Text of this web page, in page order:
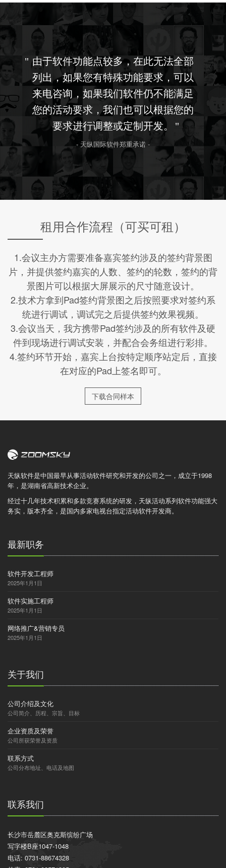
由于软件功能点较多，在此无法全部
列出，如果您有特殊功能要求，可以
来电咨询，如果我们软件仍不能满足
您的活动要求，我们也可以根据您的
要求进行调整或定制开发。
- 天纵国际软件郑重承诺 -
租用合作流程（可买可租）
1.会议主办方需要准备嘉宾签约涉及的签约背景图
片，并提供签约嘉宾的人数、签约的轮数，签约的背
景图片可以根据大屏展示的尺寸随意设计。
2.技术方拿到Pad签约背景图之后按照要求对签约系
统进行调试，调试完之后提供签约效果视频。
3.会议当天，我方携带Pad签约涉及的所有软件及硬
件到现场进行调试安装，并配合会务组进行彩排。
4.签约环节开始，嘉宾上台按特定顺序站定后，直接
在对应的Pad上签名即可。
下载合同样本
天纵软件是中国最早从事活动软件研究和开发的公司之一，成立于1998
年，是湖南省高新技术企业。
经过十几年技术积累和多款竞赛系统的研发，天纵活动系列软件功能强大
务实，版本齐全，是国内多家电视台指定活动软件开发商。
最新职务
软件开发工程师
2025年1月1日
软件实施工程师
2025年1月1日
网络推广&营销专员
2025年1月1日
关于我们
公司介绍及文化
公司简介、历程、宗旨、目标
企业资质及荣誉
公司所获荣誉及资质
联系方式
公司分布地址、电话及地图
联系我们
长沙市岳麓区奥克斯缤纷广场
写字楼B座1047-1048
电话: 0731-88674328